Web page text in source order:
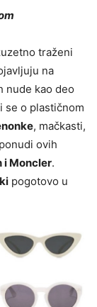
traženi
na
nude kao deo
se o plastičnom
, mačkasti,
ovih
i Moncler.
pogotovo u